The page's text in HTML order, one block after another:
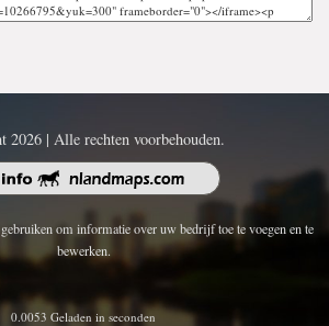
2026 | Alle rechten voorbehouden.
om informatie over uw bedrijf toe te voegen en te
bewerken.
0.0053 Geladen in seconden